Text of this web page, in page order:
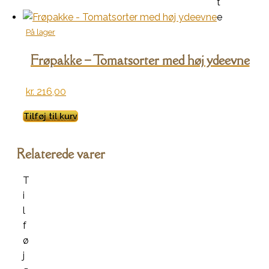
e
På lager
Frøpakke – Tomatsorter med høj ydeevne
kr. 216,00
Tilføj til kurv
Relaterede varer
T
i
l
f
ø
j